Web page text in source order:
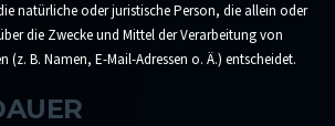
natürliche oder juristische Person, die allein oder
die Zwecke und Mittel der Verarbeitung von
(z. B. Namen, E-Mail-Adressen o. Ä.) entscheidet.